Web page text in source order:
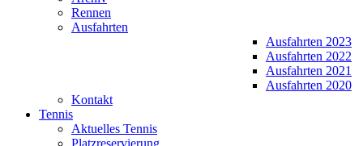
Rennen
Ausfahrten
Ausfahrten 2023
Ausfahrten 2022
Ausfahrten 2021
Ausfahrten 2020
Kontakt
Tennis
Aktuelles Tennis
Platzreservierung